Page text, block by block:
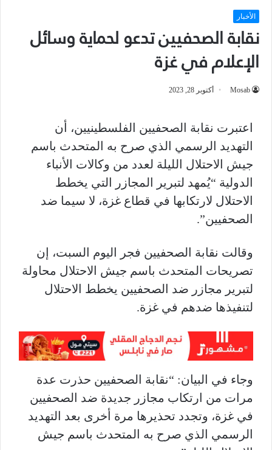
الأخبار
‎نقابة الصحفيين تدعو لحماية وسائل
الإعلام في غزة
Mosab أكتوبر 28, 2023
اعتبرت نقابة الصحفيين الفلسطينيين، أن
التهديد الرسمي الذي صرح به المتحدث باسم
جيش الاحتلال الليلة لعدد من وكالات الأنباء
الدولية “يُمهد لتبرير المجازر التي يخطط
الاحتلال لارتكابها في قطاع غزة، لا سيما ضد
الصحفيين”.
وقالت نقابة الصحفيين فجر اليوم السبت، إن
تصريحات المتحدث باسم جيش الاحتلال محاولة
لتبرير مجازر ضد الصحفيين يخطط الاحتلال
لتنفيذها ضدهم في غزة.
وجاء في البيان: “نقابة الصحفيين حذرت عدة
مرات من ارتكاب مجازر جديدة ضد الصحفيين
في غزة، وتجدد تحذيرها مرة أخرى بعد التهديد
الرسمي الذي صرح به المتحدث باسم جيش